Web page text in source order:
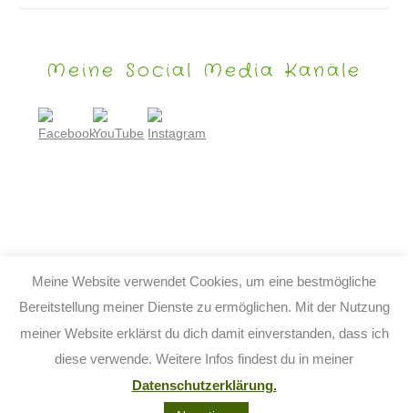
Meine Social Media Kanäle
Meine Website verwendet Cookies, um eine bestmögliche
Bereitstellung meiner Dienste zu ermöglichen. Mit der Nutzung
meiner Website erklärst du dich damit einverstanden, dass ich
diese verwende. Weitere Infos findest du in meiner
Datenschutzerklärung.